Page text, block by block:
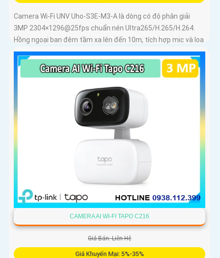
Camera Wi-Fi UNV Uho-S3E-M3-A là dòng có độ phân giải
3MP 2304×1296@25fps chuẩn nén Ultra265/H.265/H.264.
Hồng ngoại ban đêm tầm xa lên đến 10m, tích hợp mic và loa
trong phạm vi 3m
CAMERA AI WI-FI TAPO C216
Giá Bán: Liên Hệ
Giá Khuyến Mại: 5%-35%